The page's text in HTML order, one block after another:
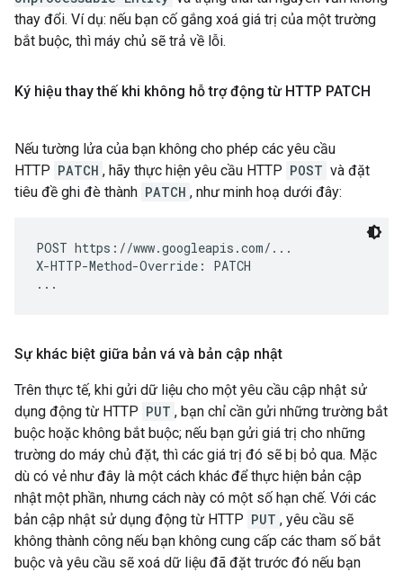
thay đổi. Ví dụ: nếu bạn cố gắng xoá giá trị của một trường
bắt buộc, thì máy chủ sẽ trả về lỗi.
Ký hiệu thay thế khi không hỗ trợ động từ HTTP PATCH
Nếu tường lửa của bạn không cho phép các yêu cầu
HTTP PATCH , hãy thực hiện yêu cầu HTTP POST và đặt
tiêu đề ghi đè thành PATCH , như minh hoạ dưới đây:
POST https://www.googleapis.com/...
X-HTTP-Method-Override: PATCH
Sự khác biệt giữa bản vá và bản cập nhật
Trên thực tế, khi gửi dữ liệu cho một yêu cầu cập nhật sử
dụng động từ HTTP PUT , bạn chỉ cần gửi những trường bắt
buộc hoặc không bắt buộc; nếu bạn gửi giá trị cho những
trường do máy chủ đặt, thì các giá trị đó sẽ bị bỏ qua. Mặc
dù có vẻ như đây là một cách khác để thực hiện bản cập
nhật một phần, nhưng cách này có một số hạn chế. Với các
bản cập nhật sử dụng động từ HTTP PUT , yêu cầu sẽ
không thành công nếu bạn không cung cấp các tham số bắt
buộc và yêu cầu sẽ xoá dữ liệu đã đặt trước đó nếu bạn